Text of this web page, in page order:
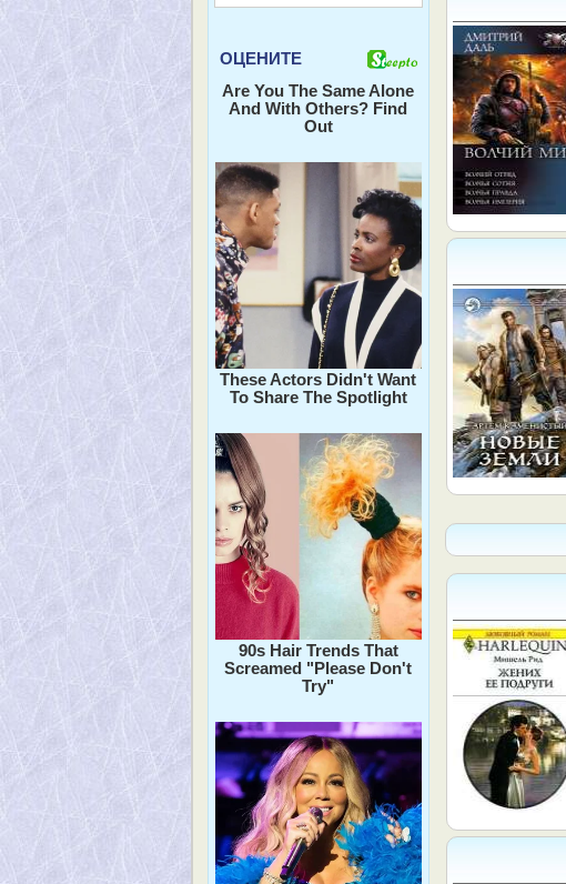
ОЦЕНИТЕ
Are You The Same Alone
And With Others? Find
Out
These Actors Didn't Want
To Share The Spotlight
90s Hair Trends That
Screamed "Please Don't
Try"